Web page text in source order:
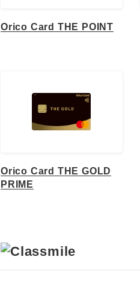
Orico Card THE POINT
Orico Card THE GOLD
PRIME